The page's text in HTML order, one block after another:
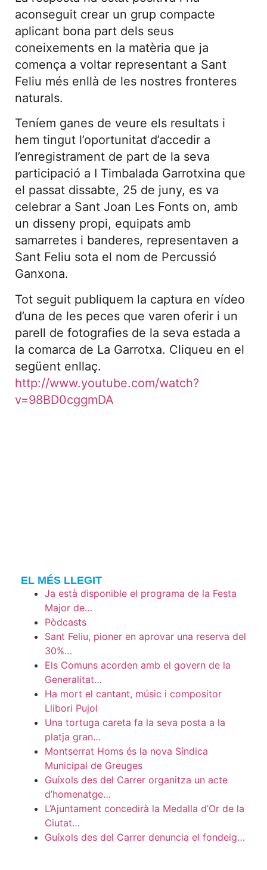
aconseguit crear un grup compacte
aplicant bona part dels seus
coneixements en la matèria que ja
comença a voltar representant a Sant
Feliu més enllà de les nostres fronteres
naturals.
Teníem ganes de veure els resultats i
hem tingut l’oportunitat d’accedir a
l’enregistrament de part de la seva
participació a I Timbalada Garrotxina que
el passat dissabte, 25 de juny, es va
celebrar a Sant Joan Les Fonts on, amb
un disseny propi, equipats amb
samarretes i banderes, representaven a
Sant Feliu sota el nom de Percussió
Ganxona.
Tot seguit publiquem la captura en vídeo
d’una de les peces que varen oferir i un
parell de fotografies de la seva estada a
la comarca de La Garrotxa. Cliqueu en el
següent enllaç.
http://www.youtube.com/watch?
v=98BD0cggmDA
EL MÉS LLEGIT
Ja està disponible el programa de la Festa
Major de…
Pòdcasts
Sant Feliu, pioner en aprovar una reserva del
30%…
Els Comuns acorden amb el govern de la
Generalitat…
Ha mort el cantant, músic i compositor
Llibori Pujol
Una tortuga careta fa la seva posta a la
platja gran…
Montserrat Homs és la nova Síndica
Municipal de Greuges
Guíxols des del Carrer organitza un acte
d’homenatge…
L’Ajuntament concedirà la Medalla d’Or de la
Ciutat…
Guíxols des del Carrer denuncia el fondeig…